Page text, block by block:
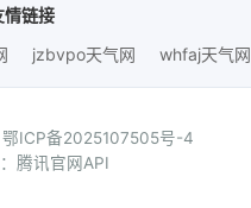
情链接
jzbvpo天气网 whfaj天气网
鄂ICP备2025107505号-4
腾讯官网API